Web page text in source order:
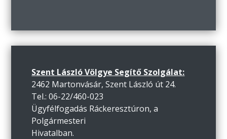
Szent László Völgye Segítő Szolgálat:
2462 Martonvásár, Szent László út 24.
Tel.: 06-22/460-023
Ügyfélfogadás Ráckeresztúron, a
Polgármesteri
Hivatalban.